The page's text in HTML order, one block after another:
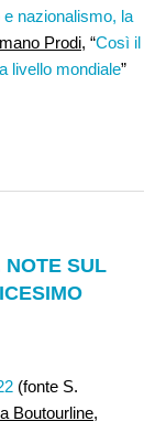
nazionalismo, la
Prodi, “Così il
livello mondiale”
NOTE SUL
(fonte S.
Boutourline,